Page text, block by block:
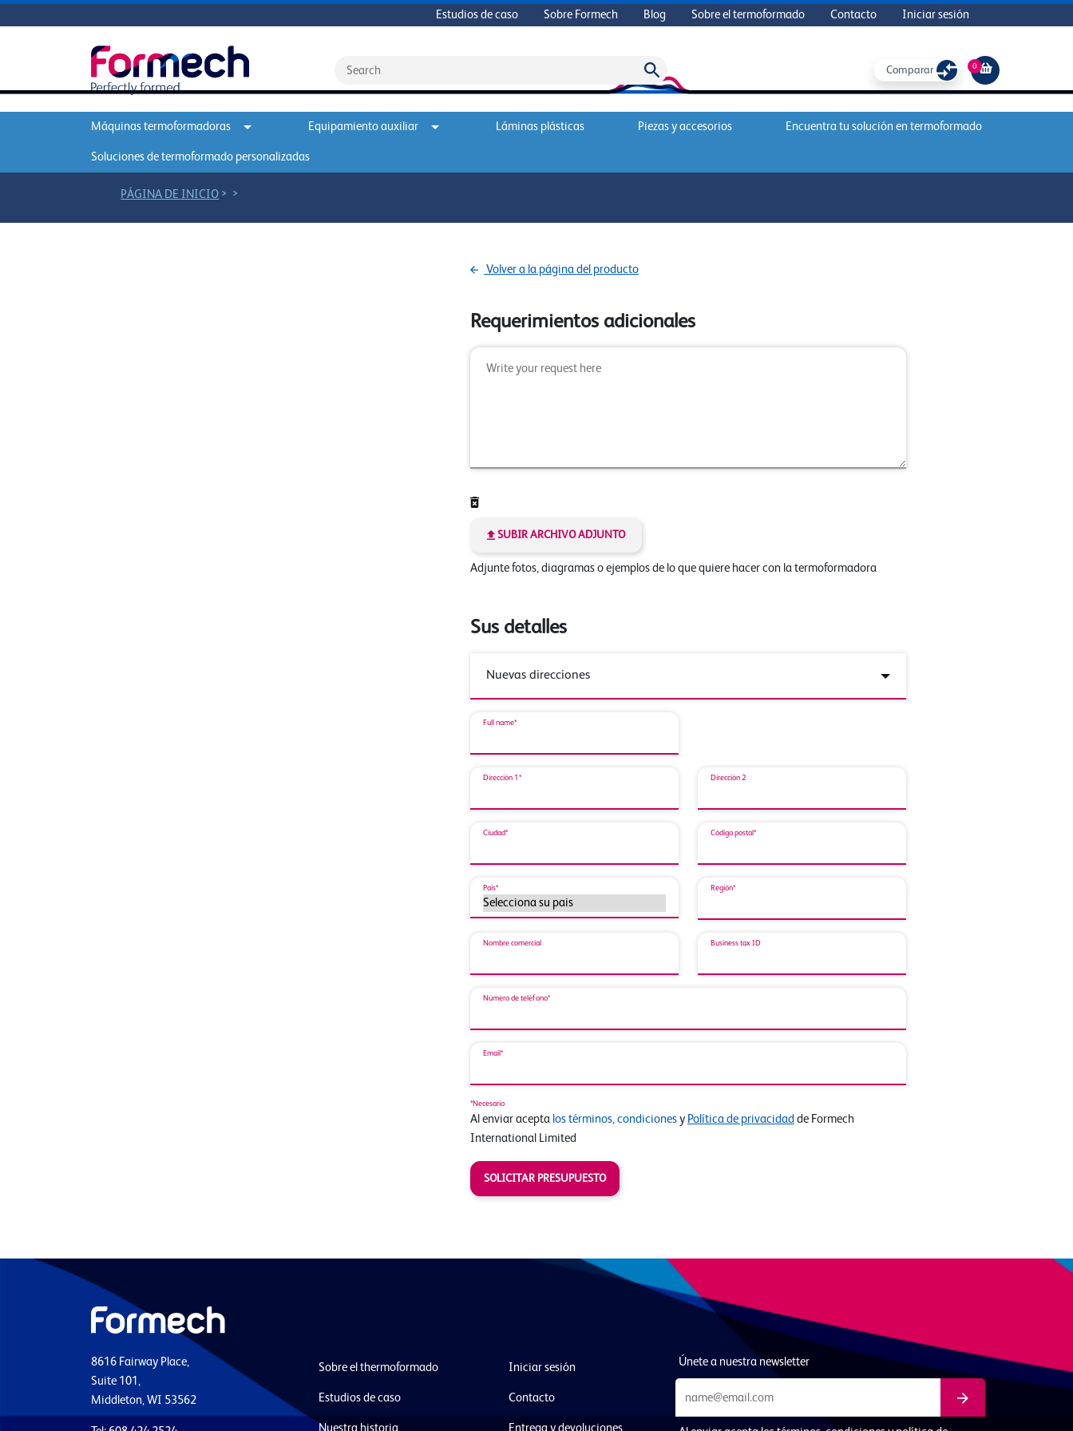
Estudios de caso Sobre Formech Blog Sobre el termoformado Contacto Iniciar sesión
Comparar 0
Máquinas termoformadoras Equipamiento auxiliar Láminas plásticas Piezas y accesorios Encuentra tu solución en termoformado
Soluciones de termoformado personalizadas
PÁGINA DE INICIO > >
Volver a la página del producto
Requerimientos adicionales
SUBIR ARCHIVO ADJUNTO
Adjunte fotos, diagramas o ejemplos de lo que quiere hacer con la termoformadora
Sus detalles
Full name*
Dirección 1* Dirección 2
Ciudad* Código postal*
País* Región*
Nombre comercial Business tax ID
Número de teléfono*
Email*
*Necesario
Al enviar acepta los términos, condiciones y Política de privacidad de Formech
International Limited
SOLICITAR PRESUPUESTO
8616 Fairway Place,
Suite 101,
Middleton, WI 53562
Sobre el thermoformado
Estudios de caso
Nuestra historia
Iniciar sesión
Contacto
Entrega y devoluciones
Únete a nuestra newsletter